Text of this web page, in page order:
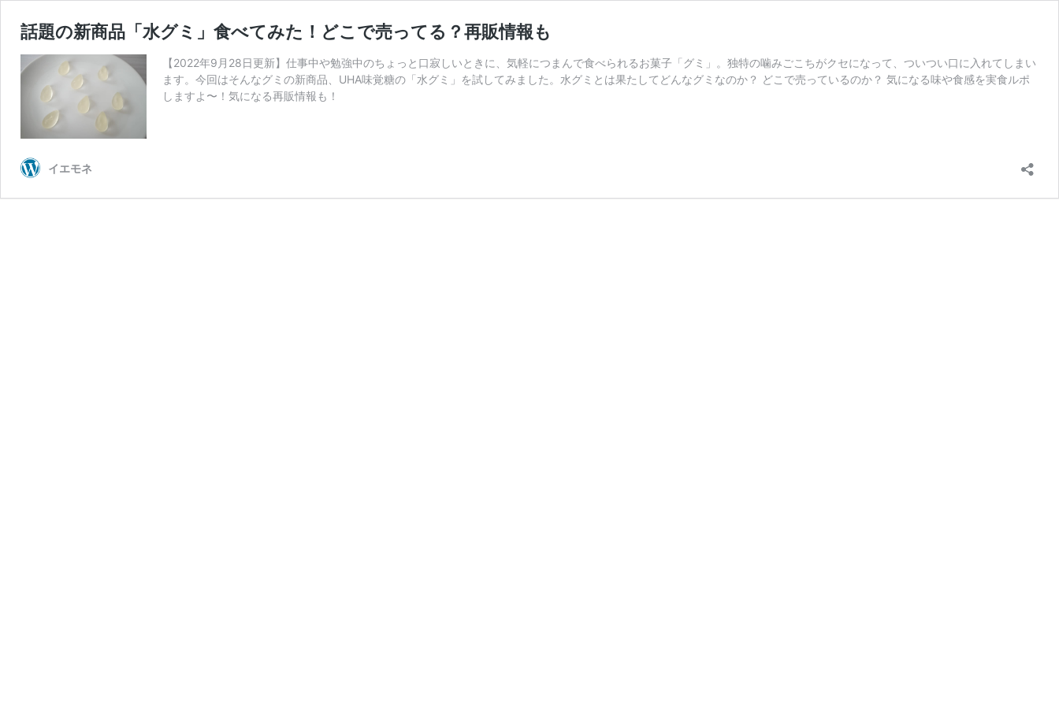
話題の新商品「水グミ」食べてみた！どこで売ってる？再販情報も
【2022年9月28日更新】仕事中や勉強中のちょっと口寂しいときに、気軽につまんで食べられるお菓子「グミ」。独特の噛みごこちがクセになって、ついつい口に入れてしまい
ます。今回はそんなグミの新商品、UHA味覚糖の「水グミ」を試してみました。水グミとは果たしてどんなグミなのか？ どこで売っているのか？ 気になる味や食感を実食ルポ
しますよ〜！気になる再販情報も！
イエモネ